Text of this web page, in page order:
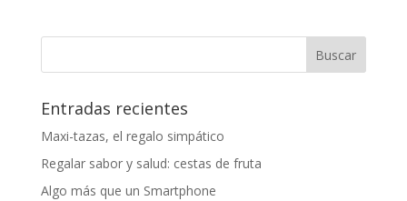
Entradas recientes
Maxi-tazas, el regalo simpático
Regalar sabor y salud: cestas de fruta
Algo más que un Smartphone